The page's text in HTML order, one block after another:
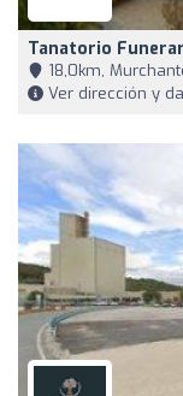
Tanatorio
18,0km,
Ver dirección y